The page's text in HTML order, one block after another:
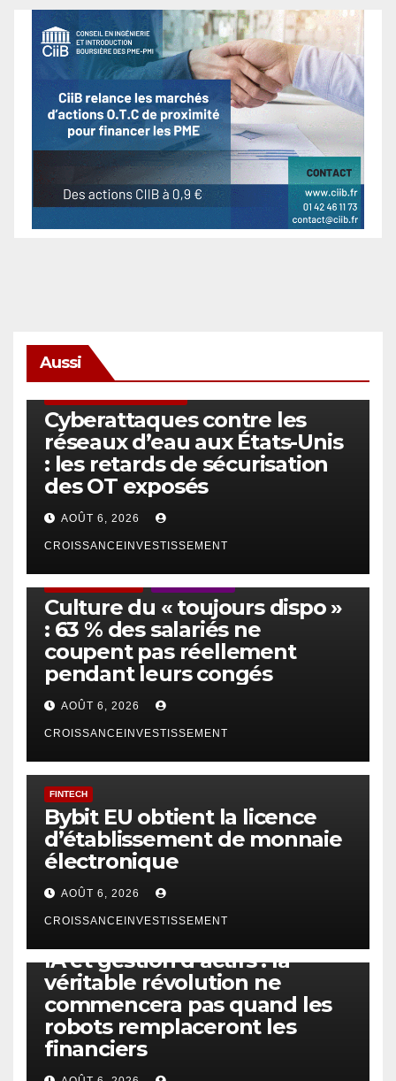
Aussi
Cyberattaques contre les
réseaux d’eau aux États-Unis
: les retards de sécurisation
des OT exposés
AOÛT 6, 2026
CROISSANCEINVESTISSEMENT
Culture du « toujours dispo »
: 63 % des salariés ne
coupent pas réellement
pendant leurs congés
AOÛT 6, 2026
CROISSANCEINVESTISSEMENT
FINTECH
Bybit EU obtient la licence
d’établissement de monnaie
électronique
AOÛT 6, 2026
CROISSANCEINVESTISSEMENT
IA et gestion d’actifs : la
véritable révolution ne
commencera pas quand les
robots remplaceront les
financiers